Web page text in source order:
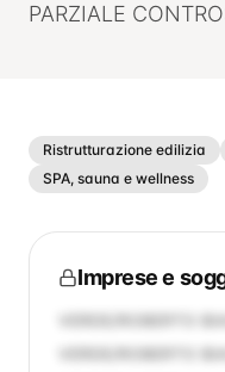
PARZIALE
Ristrutturazione edilizia
SPA, sauna e wellness
Imprese e
VERDE/ROBERTO